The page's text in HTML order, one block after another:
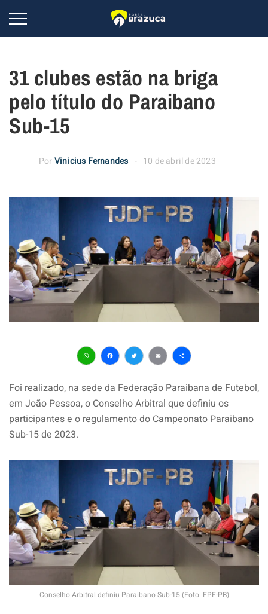
31 clubes estão na briga
pelo título do Paraibano
Sub-15
PorVinicius Fernandes 10 de abril de 2023
WhatsApp
Facebook
Twitter
EmailShare
Foi realizado, na sede da Federação Paraibana de Futebol,
em João Pessoa, o Conselho Arbitral que definiu os
participantes e o regulamento do Campeonato Paraibano
Sub-15 de 2023.
Conselho Arbitral definiu Paraibano Sub-15 (Foto: FPF-PB)